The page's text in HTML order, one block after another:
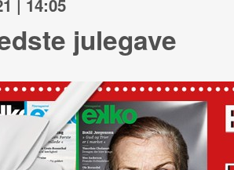
| 14:05
julegave